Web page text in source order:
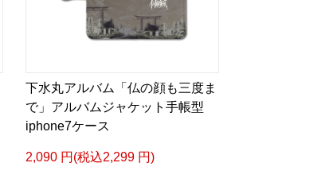
下水丸アルバム「仏の顔も三度ま
で」アルバムジャケット手帳型
iphone7ケース
2,090 円(税込2,299 円)